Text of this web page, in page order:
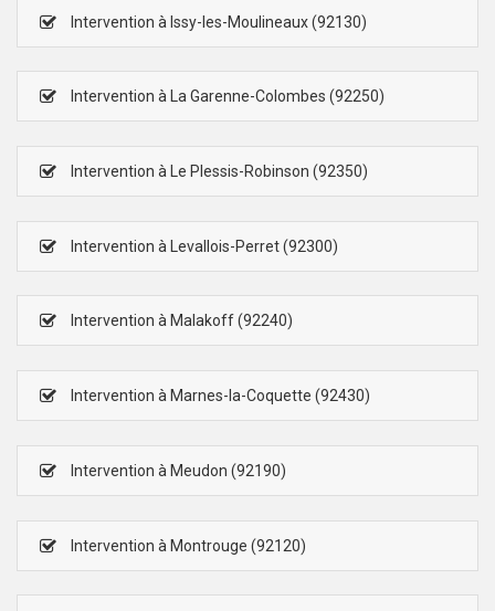
Intervention à Issy-les-Moulineaux (92130)
Intervention à La Garenne-Colombes (92250)
Intervention à Le Plessis-Robinson (92350)
Intervention à Levallois-Perret (92300)
Intervention à Malakoff (92240)
Intervention à Marnes-la-Coquette (92430)
Intervention à Meudon (92190)
Intervention à Montrouge (92120)